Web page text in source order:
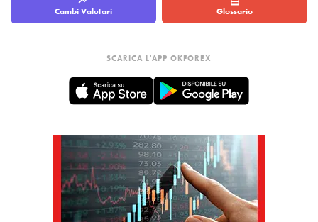
Cambi Valutari Glossario
SCARICA L'APP OKFOREX